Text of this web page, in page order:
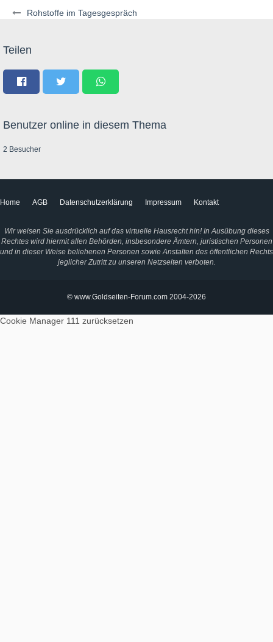
Rohstoffe im Tagesgespräch
Teilen
Benutzer online in diesem Thema
2 Besucher
Home AGB Datenschutzerklärung Impressum Kontakt
Wir weisen Sie ausdrücklich auf das virtuelle Hausrecht hin! In Ausübung dieses
Rechtes wird hiermit allen Behörden, insbesondere Ämtern, juristischen Personen
und in dieser Weise beliehenen Personen sowie Anstalten des öffentlichen Rechts
jeglicher Zutritt zu unseren Netzseiten verboten.
© www.Goldseiten-Forum.com 2004-2026
Cookie Manager 111 zurücksetzen